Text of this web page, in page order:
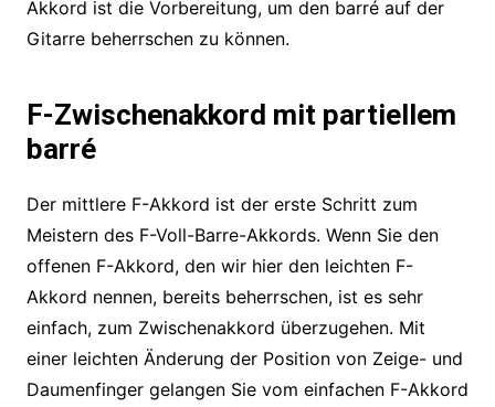
Akkord ist die Vorbereitung, um den barré auf der
Gitarre beherrschen zu können.
F-Zwischenakkord mit partiellem
barré
Der mittlere F-Akkord ist der erste Schritt zum
Meistern des F-Voll-Barre-Akkords. Wenn Sie den
offenen F-Akkord, den wir hier den leichten F-
Akkord nennen, bereits beherrschen, ist es sehr
einfach, zum Zwischenakkord überzugehen. Mit
einer leichten Änderung der Position von Zeige- und
Daumenfinger gelangen Sie vom einfachen F-Akkord